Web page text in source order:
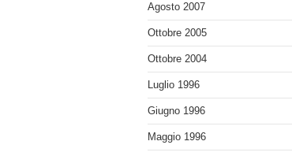
Agosto 2007
Ottobre 2005
Ottobre 2004
Luglio 1996
Giugno 1996
Maggio 1996